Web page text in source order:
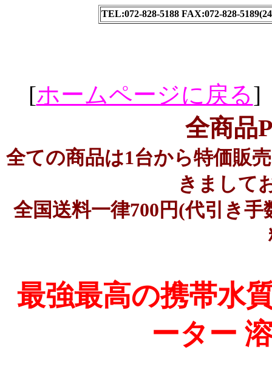
TEL:072-828-5188 FAX:072-828-
[ホームページに戻る]
全商品
全ての商品は1台から特価販
きまして
全国送料一律700円(代引き
最強最高の携帯水
ーター